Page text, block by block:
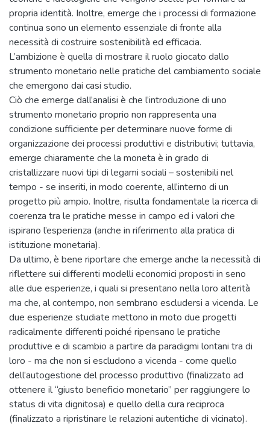
propria identità. Inoltre, emerge che i processi di formazione
continua sono un elemento essenziale di fronte alla
necessità di costruire sostenibilità ed efficacia.
L’ambizione è quella di mostrare il ruolo giocato dallo
strumento monetario nelle pratiche del cambiamento sociale
che emergono dai casi studio.
Ciò che emerge dall’analisi è che l’introduzione di uno
strumento monetario proprio non rappresenta una
condizione sufficiente per determinare nuove forme di
organizzazione dei processi produttivi e distributivi; tuttavia,
emerge chiaramente che la moneta è in grado di
cristallizzare nuovi tipi di legami sociali – sostenibili nel
tempo - se inseriti, in modo coerente, all’interno di un
progetto più ampio. Inoltre, risulta fondamentale la ricerca di
coerenza tra le pratiche messe in campo ed i valori che
ispirano l’esperienza (anche in riferimento alla pratica di
istituzione monetaria).
Da ultimo, è bene riportare che emerge anche la necessità di
riflettere sui differenti modelli economici proposti in seno
alle due esperienze, i quali si presentano nella loro alterità
ma che, al contempo, non sembrano escludersi a vicenda. Le
due esperienze studiate mettono in moto due progetti
radicalmente differenti poiché ripensano le pratiche
produttive e di scambio a partire da paradigmi lontani tra di
loro - ma che non si escludono a vicenda - come quello
dell’autogestione del processo produttivo (finalizzato ad
ottenere il “giusto beneficio monetario” per raggiungere lo
status di vita dignitosa) e quello della cura reciproca
(finalizzato a ripristinare le relazioni autentiche di vicinato).